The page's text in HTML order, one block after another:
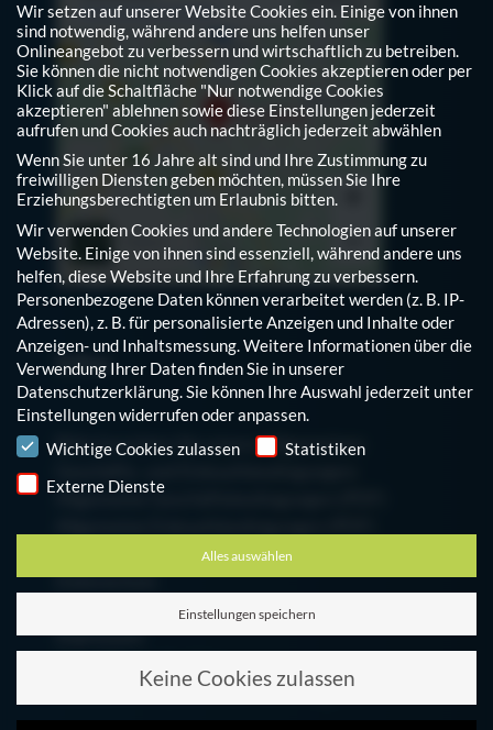
Infos
Bitte beachten Sie unsere Allgemeinen
Allgemeine Geschäftsbedingungen (PDF)
Datenschutz
Cookie-Einstellungen bearbeiten
Impressum
Finanzinformationen der Schumag AG
Wir setzen auf unserer Website Cookies ein. Einige von ihnen
sind notwendig, während andere uns helfen unser
Onlineangebot zu verbessern und wirtschaftlich zu betreiben.
Sie können die nicht notwendigen Cookies akzeptieren oder per
Klick auf die Schaltfläche "Nur notwendige Cookies
akzeptieren" ablehnen sowie diese Einstellungen jederzeit
aufrufen und Cookies auch nachträglich jederzeit abwählen
Wenn Sie unter 16 Jahre alt sind und Ihre Zustimmung zu
freiwilligen Diensten geben möchten, müssen Sie Ihre
Erziehungsberechtigten um Erlaubnis bitten.
Wir verwenden Cookies und andere Technologien auf unserer
Website. Einige von ihnen sind essenziell, während andere uns
helfen, diese Website und Ihre Erfahrung zu verbessern.
Personenbezogene Daten können verarbeitet werden (z. B. IP-
Adressen), z. B. für personalisierte Anzeigen und Inhalte oder
Anzeigen- und Inhaltsmessung.Weitere Informationen über die
Verwendung Ihrer Daten finden Sie in unserer
Datenschutzerklärung.Sie können Ihre Auswahl jederzeit unter
Einstellungenwiderrufen oder anpassen.
Hinweis auf den Einsatz von Cookies
Wichtige Cookies zulassen
Statistiken
Externe Dienste
Alles auswählen
Einstellungen speichern
Keine Cookies zulassen